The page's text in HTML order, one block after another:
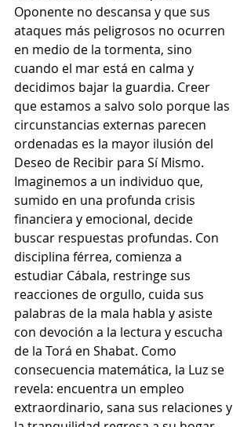
Oponente no descansa y que sus
ataques más peligrosos no ocurren
en medio de la tormenta, sino
cuando el mar está en calma y
decidimos bajar la guardia. Creer
que estamos a salvo solo porque las
circunstancias externas parecen
ordenadas es la mayor ilusión del
Deseo de Recibir para Sí Mismo.
Imaginemos a un individuo que,
sumido en una profunda crisis
financiera y emocional, decide
buscar respuestas profundas. Con
disciplina férrea, comienza a
estudiar Cábala, restringe sus
reacciones de orgullo, cuida sus
palabras de la mala habla y asiste
con devoción a la lectura y escucha
de la Torá en Shabat. Como
consecuencia matemática, la Luz se
revela: encuentra un empleo
extraordinario, sana sus relaciones y